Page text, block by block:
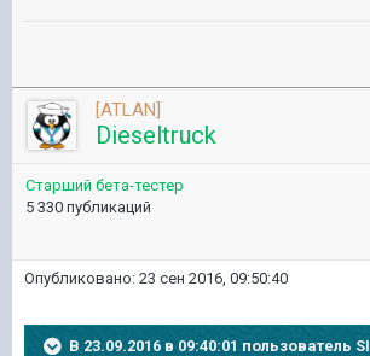
[ATLAN]
Dieseltruck
Старший бета-тестер
5 330 публикаций
Опубликовано: 23 сен 2016, 09:50:40
В 23.09.2016 в 09:40:01 пользователь